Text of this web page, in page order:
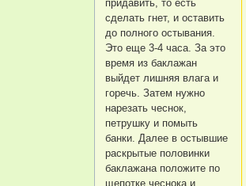
придавить, то есть
сделать гнет, и оставить
до полного остывания.
Это еще 3-4 часа. За это
время из баклажан
выйдет лишняя влага и
горечь. Затем нужно
нарезать чеснок,
петрушку и помыть
банки. Далее в остывшие
раскрытые половинки
баклажана положите по
щепотке чеснока и